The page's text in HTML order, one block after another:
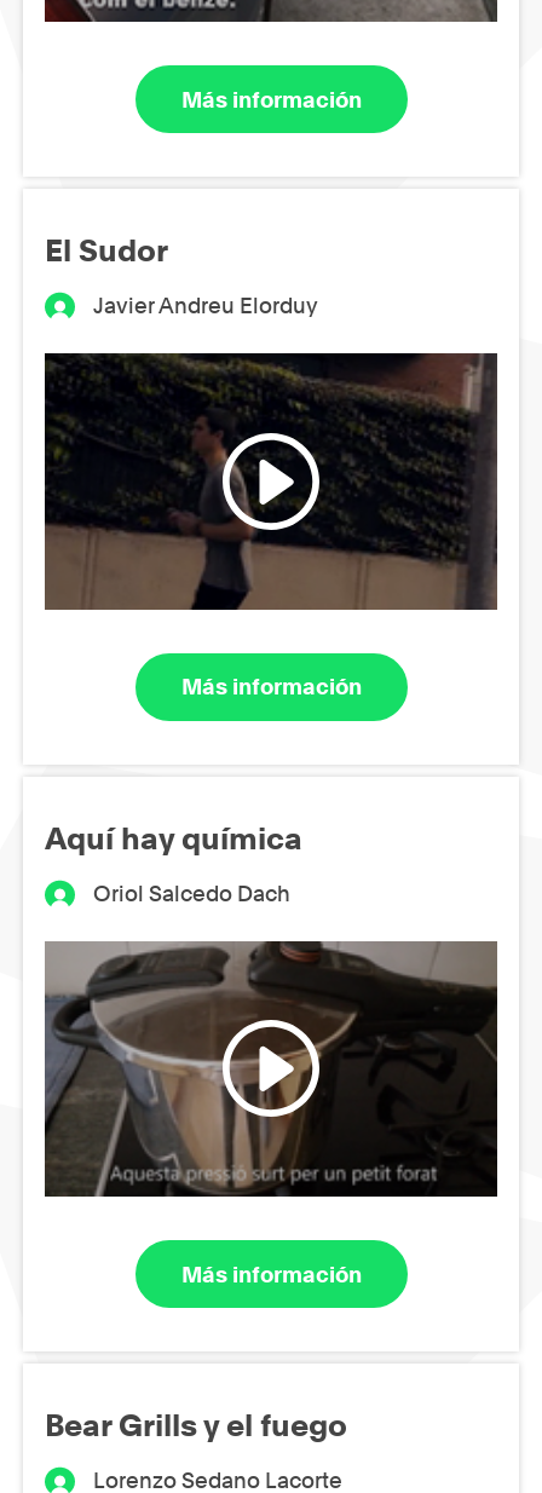
Más información
El Sudor
Javier Andreu Elorduy
Más información
Aquí hay química
Oriol Salcedo Dach
Más información
Bear Grills y el fuego
Lorenzo Sedano Lacorte